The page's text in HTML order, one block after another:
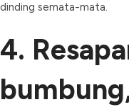
dinding semata-mata.
4.